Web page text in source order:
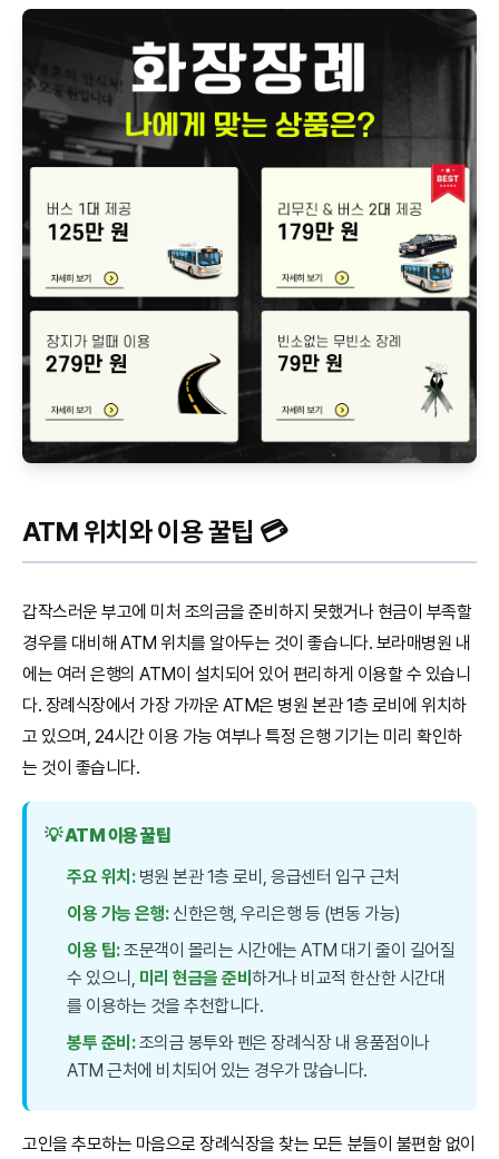
ATM 위치와 이용 꿀팁 💳
갑작스러운 부고에 미처 조의금을 준비하지 못했거나 현금이 부족할
경우를 대비해 ATM 위치를 알아두는 것이 좋습니다. 보라매병원 내
에는 여러 은행의 ATM이 설치되어 있어 편리하게 이용할 수 있습니
다. 장례식장에서 가장 가까운 ATM은 병원 본관 1층 로비에 위치하
고 있으며, 24시간 이용 가능 여부나 특정 은행 기기는 미리 확인하
는 것이 좋습니다.
💡 ATM 이용 꿀팁
주요 위치:병원 본관 1층 로비, 응급센터 입구 근처
이용 가능 은행:신한은행, 우리은행 등 (변동 가능)
이용 팁:조문객이 몰리는 시간에는 ATM 대기 줄이 길어질
수 있으니, 미리 현금을 준비하거나 비교적 한산한 시간대
를 이용하는 것을 추천합니다.
봉투 준비:조의금 봉투와 펜은 장례식장 내 용품점이나
ATM 근처에 비치되어 있는 경우가 많습니다.
고인을 추모하는 마음으로 장례식장을 찾는 모든 분들이 불편함 없이